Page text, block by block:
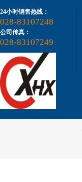
24小时销售热线：
028-83107248
公司传真：
028-83107249